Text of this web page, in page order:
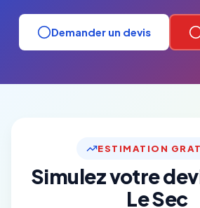
Demander un devis
ESTIMATION
Simulez votre
Le Sec